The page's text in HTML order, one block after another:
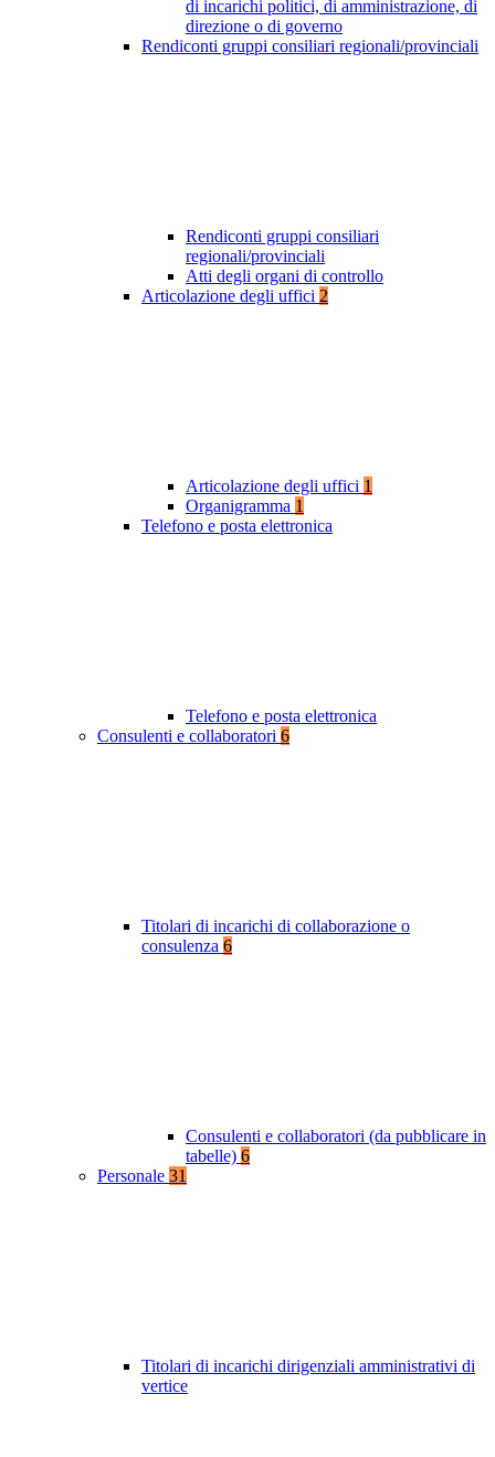
di incarichi politici, di amministrazione, di
direzione o di governo
Rendiconti gruppi consiliari regionali/provinciali
Rendiconti gruppi consiliari
regionali/provinciali
Atti degli organi di controllo
Articolazione degli uffici 2
Articolazione degli uffici 1
Organigramma 1
Telefono e posta elettronica
Telefono e posta elettronica
Consulenti e collaboratori 6
Titolari di incarichi di collaborazione o
consulenza 6
Consulenti e collaboratori (da pubblicare in
tabelle) 6
Personale 31
Titolari di incarichi dirigenziali amministrativi di
vertice